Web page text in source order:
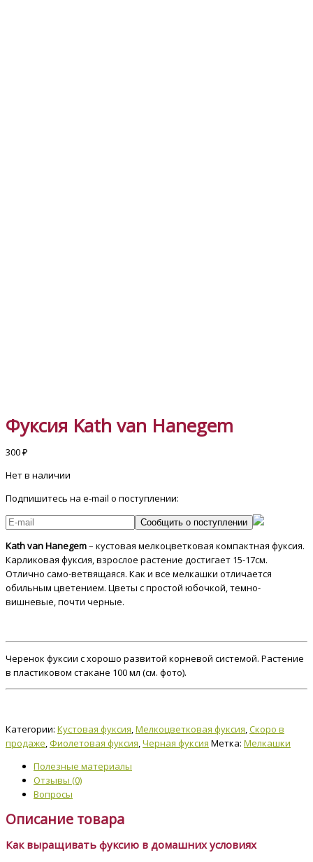
Фуксия Kath van Hanegem
300₽
Нет в наличии
Подпишитесь на e-mail о поступлении:
Сообщить о поступлении
Kath van Hanegem– кустовая мелкоцветковая компактная фуксия.
Карликовая фуксия, взрослое растение достигает 15-17см.
Отлично само-ветвящаяся. Как и все мелкашки отличается
обильным цветением. Цветы c простой юбочкой, темно-
вишневые, почти черные.
Черенок фуксии с хорошо развитой корневой системой. Растение
в пластиковом стакане 100 мл (см. фото).
Категории: Кустовая фуксия,Мелкоцветковая фуксия,Скоро в
продаже,Фиолетовая фуксия,Черная фуксия Метка: Мелкашки
Полезные материалы
Отзывы (0)
Вопросы
Описание товара
Как выращивать фуксию в домашних условиях